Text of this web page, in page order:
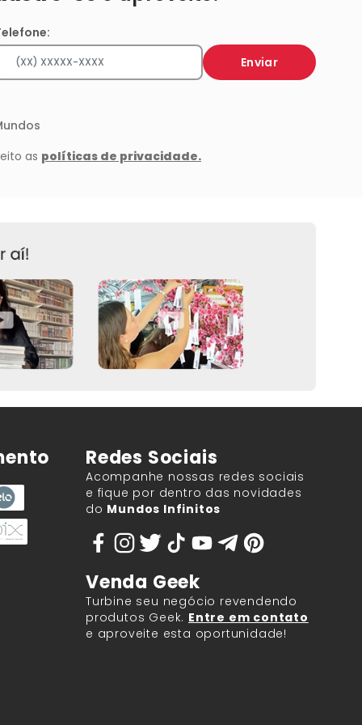
Redes Sociais
Acompanhe nossas redes sociais
e fique por dentro das novidades
do Mundos Infinitos
Venda Geek
Turbine seu negócio revendendo
produtos Geek. Entre em contato
e aproveite esta oportunidade!